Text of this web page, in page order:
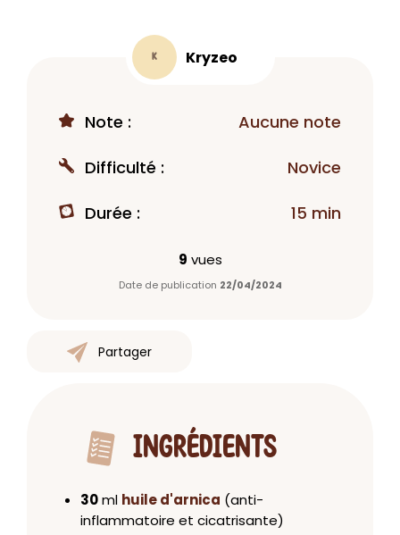
K Kryzeo
Note : Aucune note
Difficulté : Novice
Durée : 15 min
9 vues
Date de publication 22/04/2024
Partager
INGRÉDIENTS
30ml huile d'arnica (anti-
inflammatoire et cicatrisante)